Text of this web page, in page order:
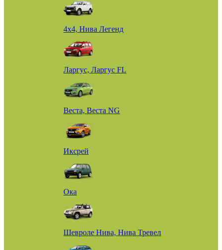
4х4, Нива Легенд
Ларгус, Ларгус FL
Веста, Веста NG
Иксрей
Ока
Шевроле Нива, Нива Тревел